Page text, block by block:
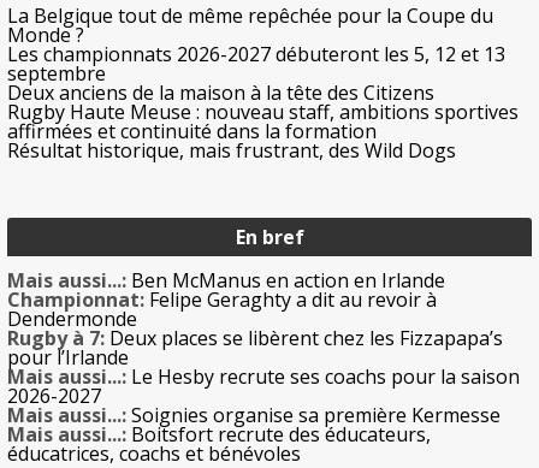
La Belgique tout de même repêchée pour la Coupe du
Monde ?
Les championnats 2026-2027 débuteront les 5, 12 et 13
septembre
Deux anciens de la maison à la tête des Citizens
Rugby Haute Meuse : nouveau staff, ambitions sportives
affirmées et continuité dans la formation
Résultat historique, mais frustrant, des Wild Dogs
En bref
Mais aussi...: Ben McManus en action en Irlande
Championnat: Felipe Geraghty a dit au revoir à
Dendermonde
Rugby à 7: Deux places se libèrent chez les Fizzapapa’s
pour l’Irlande
Mais aussi...: Le Hesby recrute ses coachs pour la saison
2026-2027
Mais aussi...:Soignies organise sa première Kermesse
Mais aussi...: Boitsfort recrute des éducateurs,
éducatrices, coachs et bénévoles